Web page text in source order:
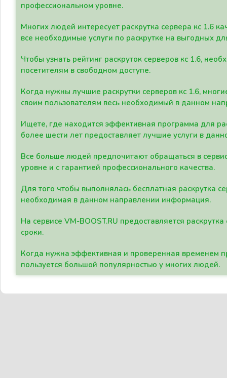
профессиональном уровне.
Многих людей интересует раскрутка сервера кс 1.6
все необходимые услуги по раскрутке на выгодных
Чтобы узнать рейтинг раскруток серверов кс 1.6,
посетителям в свободном доступе.
Когда нужны лучшие раскрутки серверов кс 1.6,
своим пользователям весь необходимый в данном
Ищете, где находится эффективная программа для
более шести лет предоставляет лучшие услуги в
Все больше людей предпочитают обращаться в
уровне и с гарантией профессионального качества.
Для того чтобы выполнялась бесплатная раскрутка
необходимая в данном направлении информация.
На сервисе VM-BOOST.RU предоставляется
сроки.
Когда нужна эффективная и проверенная временем
пользуется большой популярностью у многих людей.